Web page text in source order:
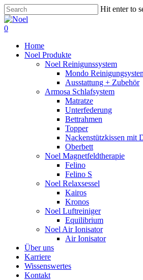
Skip
to
main
Hit enter to
Close
Search
0
Home
Noel Produkte
Noel Reinigunssystem
Mondo
Ausstattung + Zubehör
Armosa Schlafsystem
Matratze
Unterfederung
Bettrahmen
Topper
Nackenstützkissen mit
Oberbett
Noel Magnetfeldtherapie
Felino
Felino S
Noel Relaxsessel
Kairos
Kronos
Noel Luftreiniger
Equilibrium
Noel Air Ionisator
Air Ionisator
Über uns
Karriere
Wissenswertes
Kontakt